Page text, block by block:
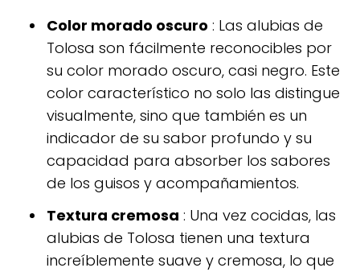
Color morado oscuro : Las alubias de
Tolosa son fácilmente reconocibles por
su color morado oscuro, casi negro. Este
color característico no solo las distingue
visualmente, sino que también es un
indicador de su sabor profundo y su
capacidad para absorber los sabores
de los guisos y acompañamientos.
Textura cremosa : Una vez cocidas, las
alubias de Tolosa tienen una textura
increíblemente suave y cremosa, lo que